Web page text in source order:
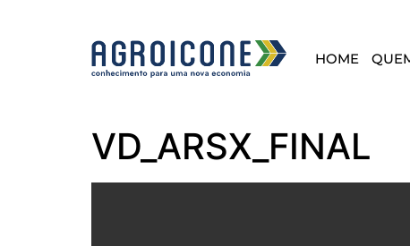
HOME
VD_ARSX_FINAL